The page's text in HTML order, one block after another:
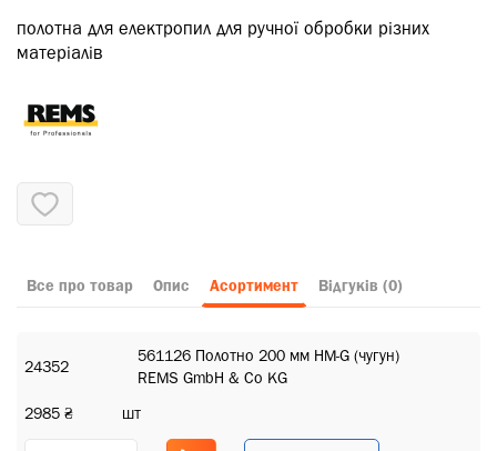
полотна для електропил для ручної обробки різних
матеріалів
Все про товар Опис Асортимент Відгуків (0)
24352
561126 Полотно 200 мм HM-G (чугун)
REMS GmbH & Co KG
2985 ₴ шт